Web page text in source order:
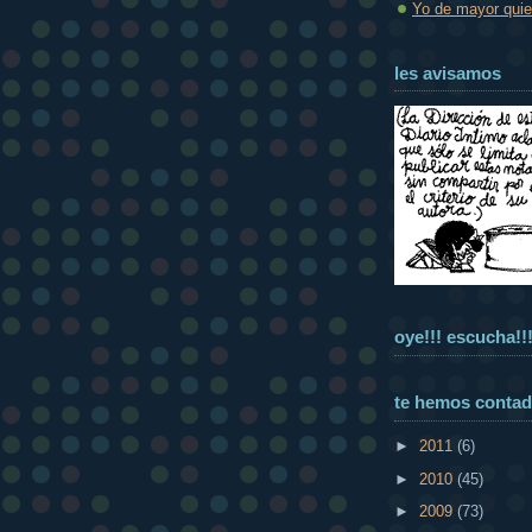
Yo de mayor
les avisamos
oye!!! escucha!!!
te hemos
► 2011 (6)
► 2010 (45)
► 2009 (73)